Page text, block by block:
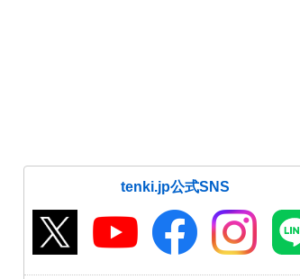
tenki.jp公式SNS